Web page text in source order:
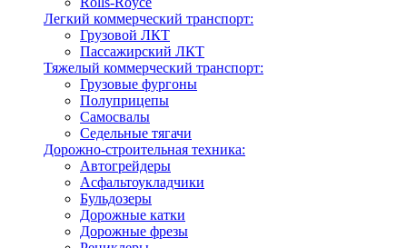
Легкий коммерческий транспорт:
Грузовой ЛКТ
Пассажирский ЛКТ
Тяжелый коммерческий транспорт:
Грузовые фургоны
Полуприцепы
Самосвалы
Седельные тягачи
Дорожно-строительная техника:
Автогрейдеры
Асфальтоукладчики
Бульдозеры
Дорожные катки
Дорожные фрезы